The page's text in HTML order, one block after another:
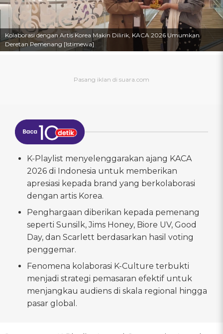
Kolaborasi dengan Artis Korea Makin Dilirik, KACA 2026 Umumkan
Deretan Pemenang [Istimewa]
K-Playlist menyelenggarakan ajang KACA
2026 di Indonesia untuk memberikan
apresiasi kepada brand yang berkolaborasi
dengan artis Korea.
Penghargaan diberikan kepada pemenang
seperti Sunsilk, Jims Honey, Biore UV, Good
Day, dan Scarlett berdasarkan hasil voting
penggemar.
Fenomena kolaborasi K-Culture terbukti
menjadi strategi pemasaran efektif untuk
menjangkau audiens di skala regional hingga
pasar global.